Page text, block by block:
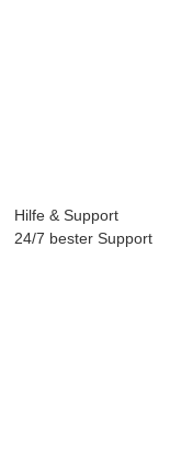
Hilfe & Support
24/7 bester Support